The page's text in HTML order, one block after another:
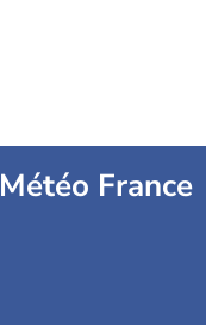
Météo France